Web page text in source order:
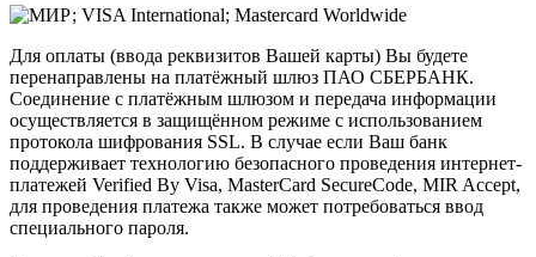
Для оплаты (ввода реквизитов Вашей карты) Вы будете
перенаправлены на платёжный шлюз ПАО СБЕРБАНК.
Соединение с платёжным шлюзом и передача информации
осуществляется в защищённом режиме с использованием
протокола шифрования SSL. В случае если Ваш банк
поддерживает технологию безопасного проведения интернет-
платежей Verified By Visa, MasterCard SecureCode, MIR Accept,
для проведения платежа также может потребоваться ввод
специального пароля.